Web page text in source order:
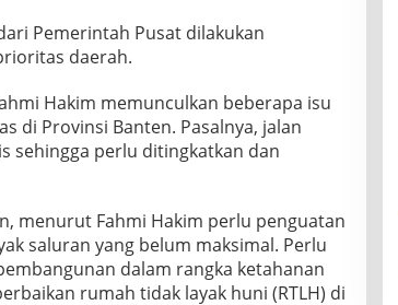
Pemerintah Pusat dilakukan
daerah.
Hakim memunculkan beberapa isu
di Provinsi Banten. Pasalnya, jalan
sehingga perlu ditingkatkan dan
menurut Fahmi Hakim perlu penguatan
saluran yang belum maksimal. Perlu
dalam rangka ketahanan
rumah tidak layak huni (RTLH) di